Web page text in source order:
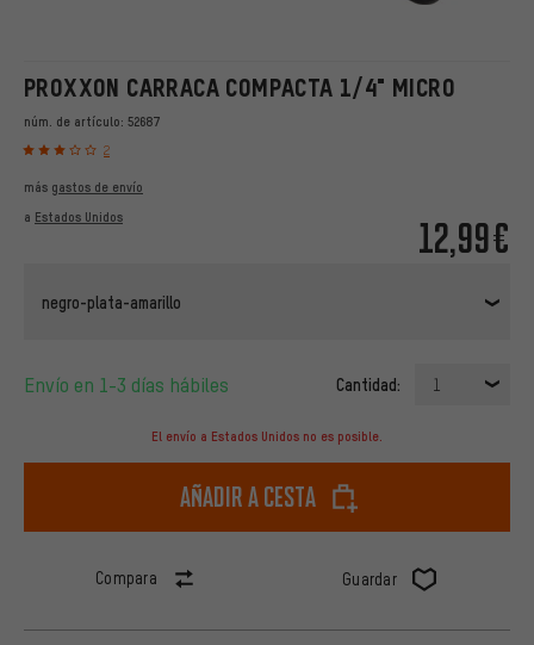
PROXXON CARRACA COMPACTA 1/4" MICRO
núm. de artículo: 52687
2
12,99€
más gastos de envío
a Estados Unidos
negro-plata-amarillo
Envío en 1-3 días hábiles Cantidad: 1
El envío a Estados Unidos no es posible.
Añadir a cesta
Compara Guardar